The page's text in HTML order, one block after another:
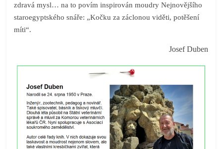
zdravá mysl… na to povím inspirován moudry Nejnovějšího
staroegyptského snáře: „Kočku za záclonou viděti, potěšení
míti“.
Josef Duben